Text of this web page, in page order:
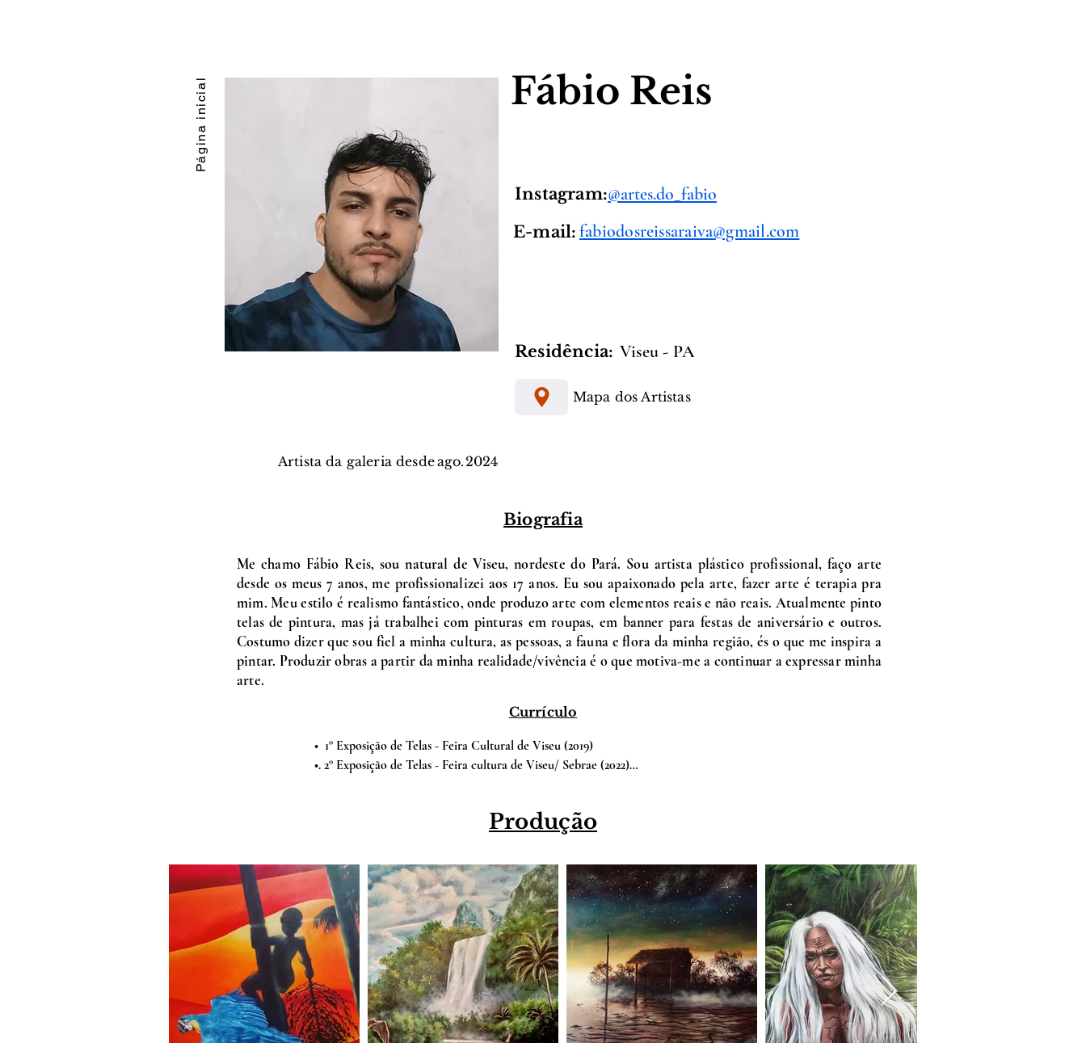
Página inicial Fábio Reis
Instagram:@artes.do_fabio
E-mail: fabiodosreissaraiva@gmail.com
Residência: Viseu - PA
Mapa dos Artistas
Artista da galeria desdeago.2024
Biografia
Me chamo Fábio Reis, sou natural de Viseu, nordeste do Pará. Sou artista plástico profissional, faço arte
desde os meus 7 anos, me profissionalizei aos 17 anos. Eu sou apaixonado pela arte, fazer arte é terapia pra
mim. Meu estilo é realismo fantástico, onde produzo arte com elementos reais e não reais. Atualmente pinto
telas de pintura, mas já trabalhei com pinturas em roupas, em banner para festas de aniversário e outros.
Costumo dizer que sou fiel a minha cultura, as pessoas, a fauna e flora da minha região, és o que me inspira a
pintar. Produzir obras a partir da minha realidade/vivência é o que motiva-me a continuar a expressar minha
arte.
Currículo
•  1° Exposição de Telas - Feira Cultural de Viseu (2019)
•. 2° Exposição de Telas - Feira cultura de Viseu/ Sebrae (2022)
Produção